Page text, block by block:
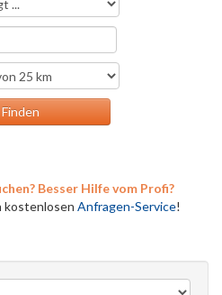
Besser Hilfe vom Profi?
kostenlosen Anfragen-Service!